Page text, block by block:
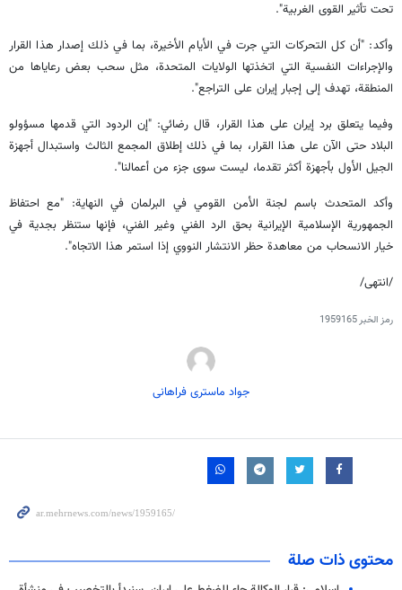
تحت تأثير القوى الغربية".
وأكد: "أن كل التحركات التي جرت في الأيام الأخيرة، بما في ذلك إصدار هذا القرار
والإجراءات النفسية التي اتخذتها الولايات المتحدة، مثل سحب بعض رعاياها من
المنطقة، تهدف إلى إجبار إيران على التراجع".
وفيما يتعلق برد إيران على هذا القرار، قال رضائي: "إن الردود التي قدمها مسؤولو
البلاد حتى الآن على هذا القرار، بما في ذلك إطلاق المجمع الثالث واستبدال أجهزة
الجيل الأول بأجهزة أكثر تقدما، ليست سوى جزء من أعمالنا".
وأكد المتحدث باسم لجنة الأمن القومي في البرلمان في النهاية: "مع احتفاظ
الجمهورية الإسلامية الإيرانية بحق الرد الفني وغير الفني، فإنها ستنظر بجدية في
خيار الانسحاب من معاهدة حظر الانتشار النووي إذا استمر هذا الاتجاه".
/انتهى/
رمز الخبر1959165
جواد ماستری فراهانی
محتوى ذات صلة